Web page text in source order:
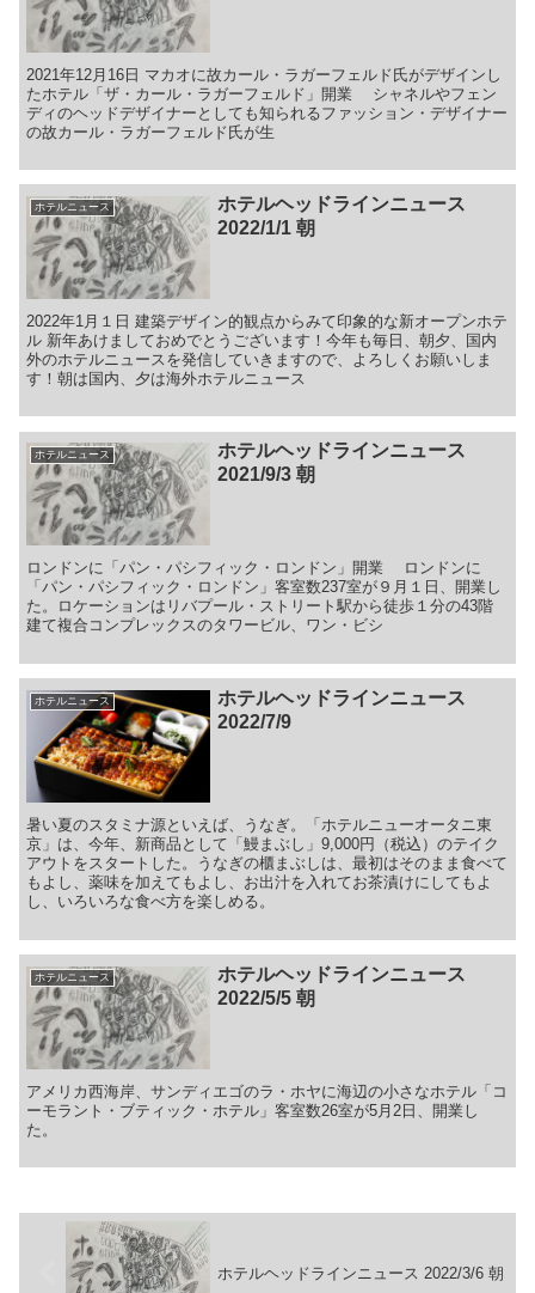
2021年12月16日 マカオに故カール・ラガーフェルド氏がデザインし
たホテル「ザ・カール・ラガーフェルド」開業 シャネルやフェン
ディのヘッドデザイナーとしても知られるファッション・デザイナー
の故カール・ラガーフェルド氏が生
ホテルニュース
ホテルヘッドラインニュース
2022/1/1 朝
2022年1月１日 建築デザイン的観点からみて印象的な新オープンホテ
ル 新年あけましておめでとうございます！今年も毎日、朝夕、国内
外のホテルニュースを発信していきますので、よろしくお願いしま
す！朝は国内、夕は海外ホテルニュース
ホテルニュース
ホテルヘッドラインニュース
2021/9/3 朝
ロンドンに「パン・パシフィック・ロンドン」開業 ロンドンに
「パン・パシフィック・ロンドン」客室数237室が９月１日、開業し
た。ロケーションはリバプール・ストリート駅から徒歩１分の43階
建て複合コンプレックスのタワービル、ワン・ビシ
ホテルニュース
ホテルヘッドラインニュース
2022/7/9
暑い夏のスタミナ源といえば、うなぎ。「ホテルニューオータニ東
京」は、今年、新商品として「鰻まぶし」9,000円（税込）のテイク
アウトをスタートした。うなぎの櫃まぶしは、最初はそのまま食べて
もよし、薬味を加えてもよし、お出汁を入れてお茶漬けにしてもよ
し、いろいろな食べ方を楽しめる。
ホテルニュース
ホテルヘッドラインニュース
2022/5/5 朝
アメリカ西海岸、サンディエゴのラ・ホヤに海辺の小さなホテル「コ
ーモラント・ブティック・ホテル」客室数26室が5月2日、開業し
た。
ホテルヘッドラインニュース 2022/3/6 朝